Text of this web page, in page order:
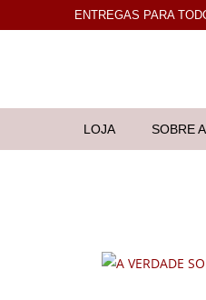
ENTREGAS PARA
LOJA SOBRE